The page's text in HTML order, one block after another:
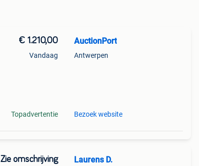
€ 1.210,00
Vandaag
Topadvertentie
AuctionPort
Antwerpen
Bezoek website
Zie omschrijving Laurens D.